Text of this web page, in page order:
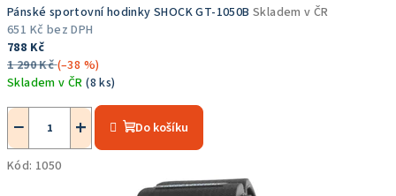
Pánské sportovní hodinky SHOCK GT-1050B Skladem v ČR
651 Kč bez DPH
788 Kč
1 290 Kč(–38 %)
Skladem v ČR(8 ks)
hodnocení
produktu
je
5,0
+
− Do košíku
Kód: 1050